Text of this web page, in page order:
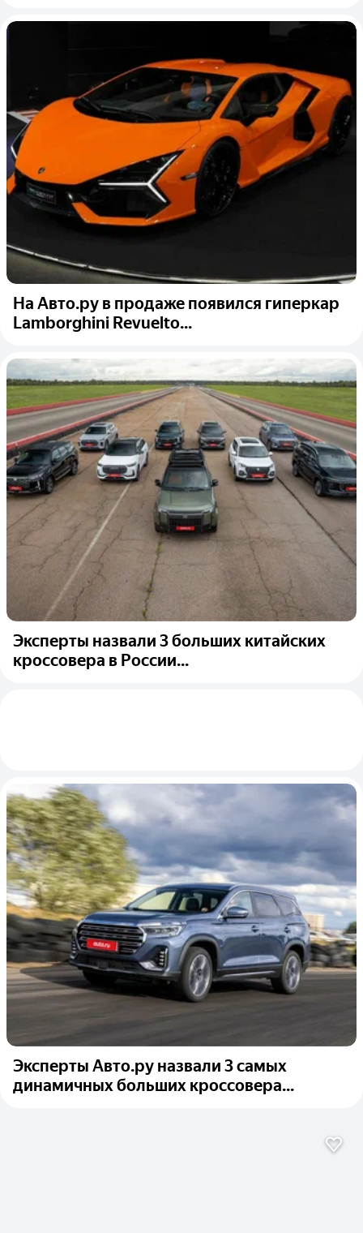
На Авто.ру в продаже появился гиперкар
Lamborghini Revuelto...
Эксперты назвали 3 больших китайских
кроссовера в России...
Эксперты Авто.ру назвали 3 самых
динамичных больших кроссовера...